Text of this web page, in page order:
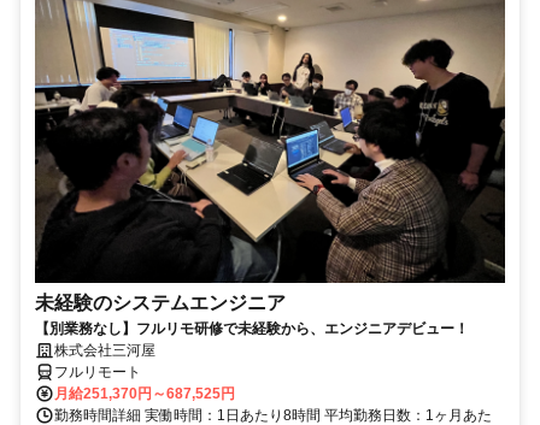
未経験のシステムエンジニア
【別業務なし】フルリモ研修で未経験から、エンジニアデビュー！
株式会社三河屋
フルリモート
月給251,370円～687,525円
勤務時間詳細 実働時間：1日あたり8時間 平均勤務日数：1ヶ月あた